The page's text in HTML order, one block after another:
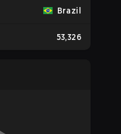
Brazil
53,326